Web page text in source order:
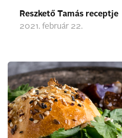
Reszkető Tamás receptje
2021. február 22.